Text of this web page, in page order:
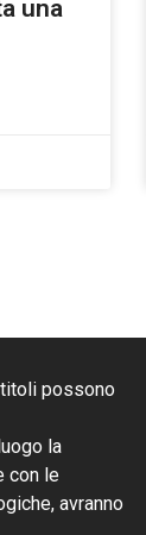
una
possono
la
con le
avranno